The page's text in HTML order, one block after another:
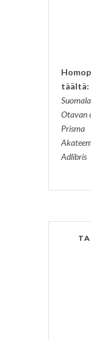
täältä:
Otavan
Prisma
Adlibris